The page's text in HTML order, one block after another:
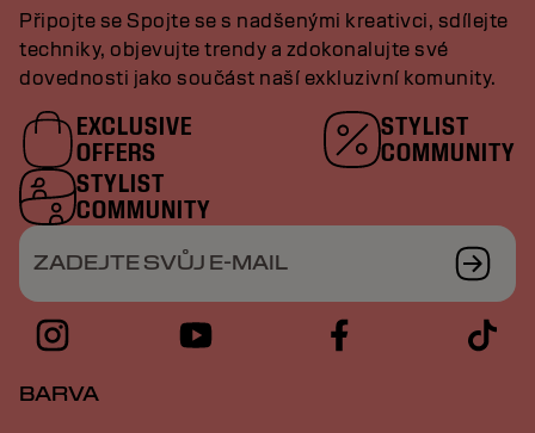
Připojte se Spojte se s nadšenými kreativci, sdílejte
techniky, objevujte trendy a zdokonalujte své
dovednosti jako součást naší exkluzivní komunity.
EXCLUSIVE
OFFERS
STYLIST
COMMUNITY
STYLIST
COMMUNITY
ZADEJTE SVŮJ E-MAIL
BARVA